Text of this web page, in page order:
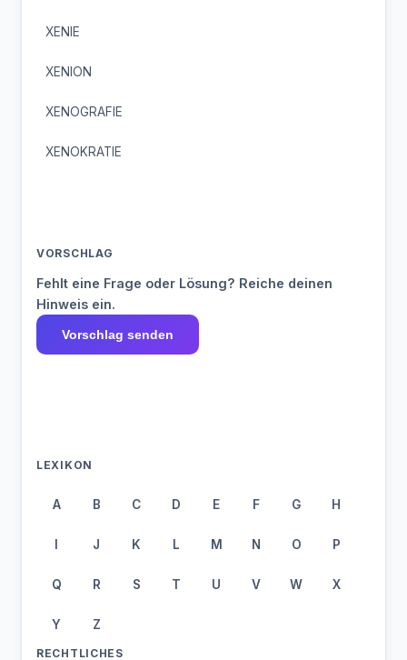
XENIE
XENION
XENOGRAFIE
XENOKRATIE
VORSCHLAG
Fehlt eine Frage oder Lösung? Reiche deinen
Hinweis ein.
Vorschlag senden
LEXIKON
A B C D E F G H
I J K L M N O P
Q R S T U V W X
Y Z
RECHTLICHES